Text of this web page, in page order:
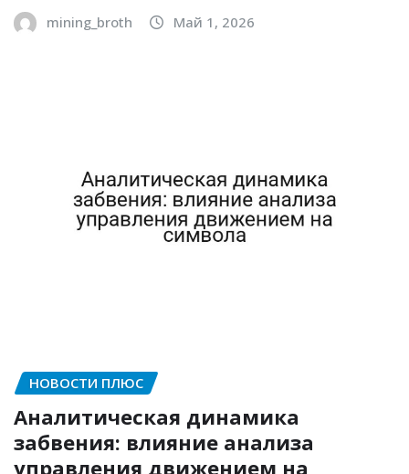
mining_broth Май 1, 2026
НОВОСТИ ПЛЮС
Аналитическая динамика
забвения: влияние анализа
управления движением на